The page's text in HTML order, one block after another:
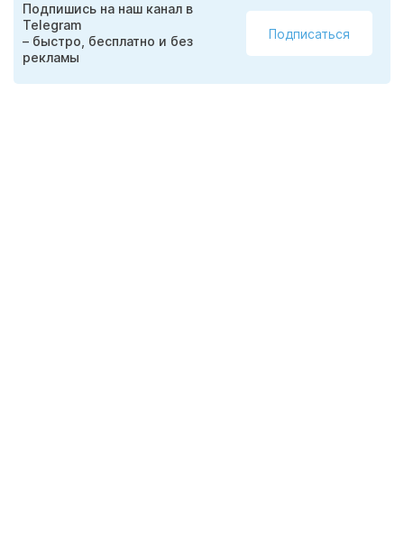
Подпишись на наш канал в
Telegram
– быстро, бесплатно и без
рекламы
Подписаться